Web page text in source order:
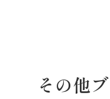
その他